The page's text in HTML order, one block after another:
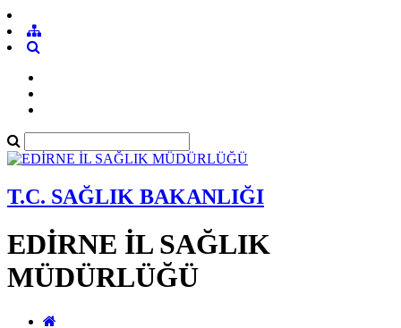
T.C. SAĞLIK BAKANLIĞI
EDİRNE İL SAĞLIK
MÜDÜRLÜĞÜ